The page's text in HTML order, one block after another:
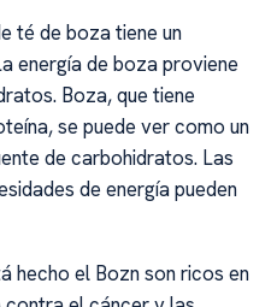
té de boza tiene un
energía de boza proviene
Boza, que tiene
se puede ver como un
de carbohidratos. Las
de energía pueden
hecho el Bozn son ricos en